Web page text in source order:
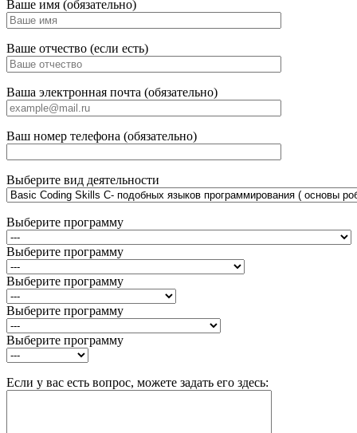
Ваше имя (обязательно)
Ваше отчество (если есть)
Ваша электронная почта (обязательно)
Ваш номер телефона (обязательно)
Выберите вид деятельности
Выберите программу
Выберите программу
Выберите программу
Выберите программу
Выберите программу
Если у вас есть вопрос, можете задать его здесь: